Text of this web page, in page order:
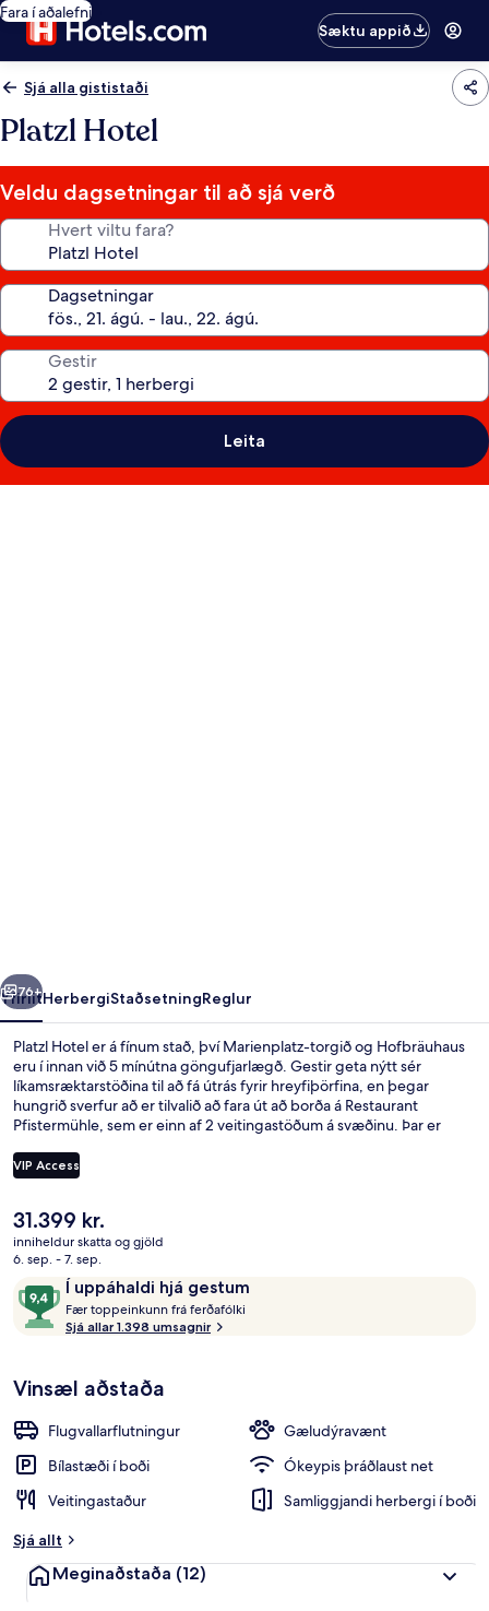
Fara í aðalefni
Sæktu appið
Sjá alla gististaði
Platzl Hotel
Veldu dagsetningar til að sjá verð
Hvert viltu fara?
Dagsetningar
Gestir
Leita
Næsta
76+
YfirlitHerbergiStaðsetningReglur
Platzl Hotel er á fínum stað, því Marienplatz-torgið og Hofbräuhaus
eru í innan við 5 mínútna göngufjarlægð. Gestir geta nýtt sér
líkamsræktarstöðina til að fá útrás fyrir hreyfiþörfina, en þegar
hungrið sverfur að er tilvalið að fara út að borða á Restaurant
Pfistermühle, sem er einn af 2 veitingastöðum á svæðinu. Þar er
hádegisverð og kvöldverð. Meðal annarra þæginda á þessu hóteli
fyrir vandláta eru bar/setustofa og gufubað. Meðal þess sem
eru hjálpsamt starfsfólk og ástand gististaðarins almennt.
Gististaðurinn er stutt frá almenningssamgöngum: Nationaltheater-
sporvagnastoppistöðin er í 2 mínútna göngufjarlægð og
Kammerspiele-sporvagnastoppistöðin í 5 mínútna.
VIP Access
Núverandi
verð
er
31.399 kr.
31.399 kr.
inniheldur skatta og gjöld
6. sep. - 7. sep.
UmsagnirÍ uppáhaldi hjá gestum
9,4
af
10,
uppáhaldi
hjá
gestum
Fær toppeinkunn frá ferðafólki
p
p
e
n
n
Sjá allar 1.398 umsagnir
Vinsæl aðstaða
Flugvallarflutningur
Gæludýravænt
Bílastæði í boði
Ókeypis þráðlaust net
Veitingastaður
Samliggjandi herbergi í boði
Sjá allt
Meginaðstaða (12)